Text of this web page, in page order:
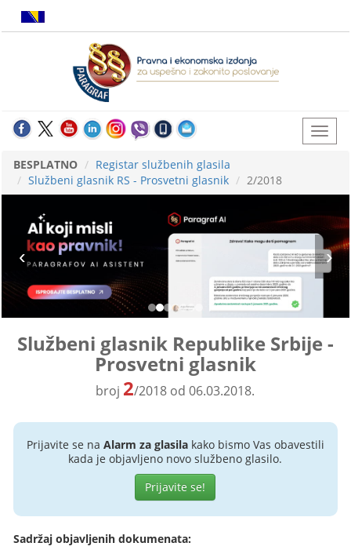
BESPLATNO
Registar službenih glasila
Službeni glasnik RS - Prosvetni glasnik
2/2018
Službeni glasnik Republike Srbije -
Prosvetni glasnik
broj 2/2018 od 06.03.2018.
Prijavite se na Alarm za glasilakako bismo Vas obavestili
kada je objavljeno novo službeno glasilo.
Prijavite se!
Sadržaj objavljenih dokumenata: